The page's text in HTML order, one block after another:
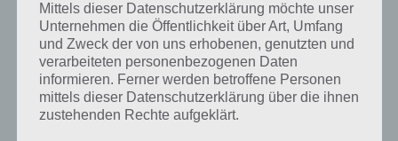
Mittels dieser Datenschutzerklärung möchte unser
Unternehmen die Öffentlichkeit über Art, Umfang
und Zweck der von uns erhobenen, genutzten und
verarbeiteten personenbezogenen Daten
informieren. Ferner werden betroffene Personen
mittels dieser Datenschutzerklärung über die ihnen
zustehenden Rechte aufgeklärt.